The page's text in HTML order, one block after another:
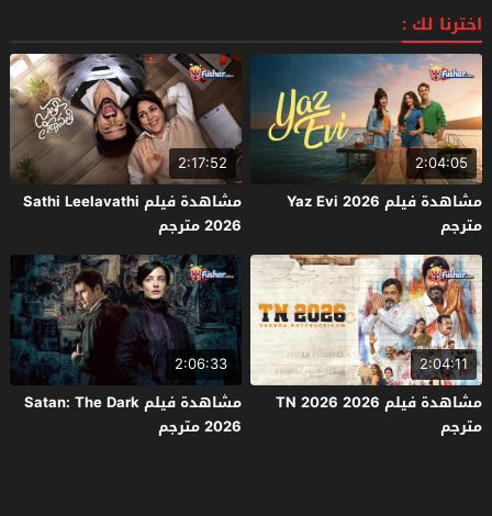
اخترنا لك :
2:04:05
مشاهدة فيلم Yaz Evi 2026
مترجم
2:17:52
مشاهدة فيلم Sathi Leelavathi
2026 مترجم
2:04:11
مشاهدة فيلم TN 2026 2026
مترجم
2:06:33
مشاهدة فيلم Satan: The Dark
2026 مترجم